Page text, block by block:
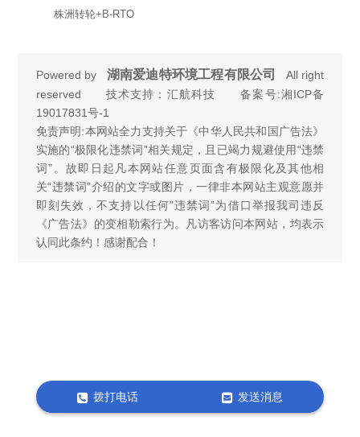
株洲转轮+B-RTO
Powered by 湖南爱迪特环境工程有限公司
All right
reserved 技术支持：汇航科技 备案号:湘ICP备
19017831号-1
免责声明:本网站全力支持关于《中华人民共和国广告法》
实施的“极限化违禁词”相关规定，且已竭力规避使用“违禁
词”。故即日起凡本网站任意页面含有极限化及其他相
关“违禁词”介绍的文字或图片，一律非本网站主观意愿并
即刻失效，不支持以任何"违禁词”为借口举报我司违反
《广告法》的变相勒索行为。凡访客访问本网站，均表示
认同此条约！感谢配合！
拨打电话 发送消息